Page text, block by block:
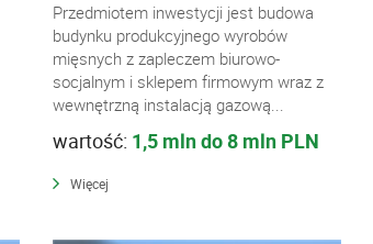
Przedmiotem inwestycji jest budowa
budynku produkcyjnego wyrobów
mięsnych z zapleczem biurowo-
socjalnym i sklepem firmowym wraz z
wewnętrzną instalacją gazową...
wartość: 1,5 mln do 8 mln PLN
Więcej